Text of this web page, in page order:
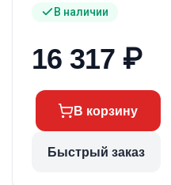
В наличии
16 317 ₽
В корзину
Быстрый заказ